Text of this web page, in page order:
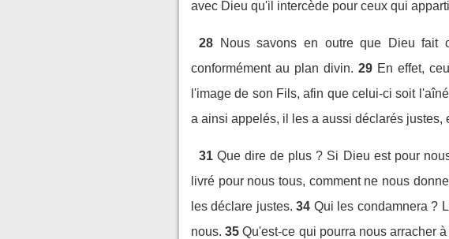
avec Dieu qu'il intercède pour ceux qui
28
Nous savons en outre que Dieu fait
conformément au plan divin. 29 En effet,
l'image de son Fils, afin que celui-ci soit
a ainsi appelés, il les a aussi déclarés
31 Que dire de plus ? Si Dieu est pour
livré pour nous tous, comment ne nous
les déclare justes. 34 Qui les condamnera ?
nous. 35 Qu'est-ce qui pourra nous arracher